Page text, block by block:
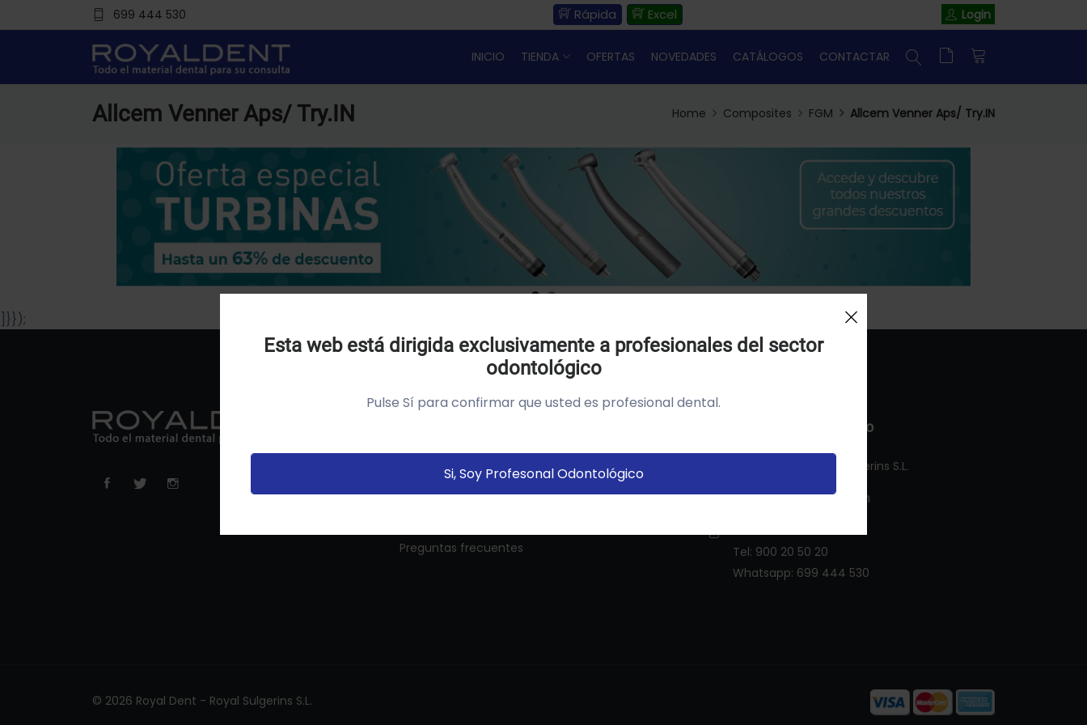
699 444 530 Rápida Excel Login
INICIO TIENDA OFERTAS NOVEDADES CATÁLOGOS CONTACTAR
Allcem Venner Aps/ Try.IN Home Composites FGM Allcem Venner Aps/ Try.IN
]}});
Política de privacidad
Aviso legal
Preguntas frecuentes
Información De Contacto
Royal Dent - Royal Sulgerins S.L.
info@royal-dent.com
Tel:699 444 530
Tel: 900 20 50 20
Whatsapp: 699 444 530
© 2026 Royal Dent - Royal Sulgerins S.L.
Utilizamos cookies própias y de terceros para analizar el
tus preferencias sobre la base de un perfil elaborado a
vistitadas).Política de cookies
Esta web está dirigida exclusivamente a profesionales del sector
odontológico
Pulse Sí para confirmar que usted es profesional dental.
Si, Soy Profesonal Odontológico